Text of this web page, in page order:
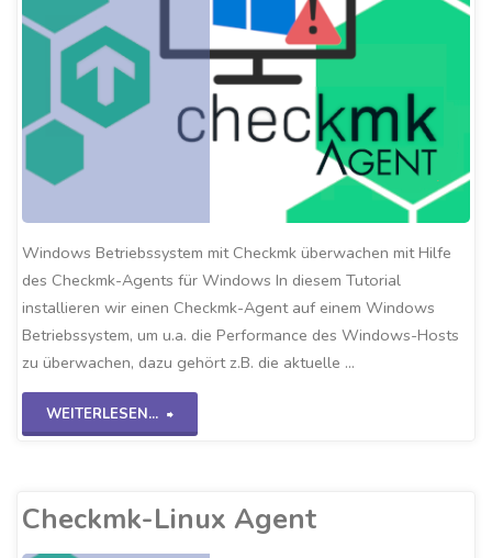
Windows Betriebssystem mit Checkmk überwachen mit Hilfe
des Checkmk-Agents für Windows In diesem Tutorial
installieren wir einen Checkmk-Agent auf einem Windows
Betriebssystem, um u.a. die Performance des Windows-Hosts
zu überwachen, dazu gehört z.B. die aktuelle …
WEITERLESEN...
"Checkmk-
Checkmk-Linux Agent